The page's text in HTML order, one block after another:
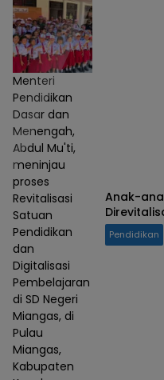
Menteri
Pendidikan
Dasar dan
Menengah,
Abdul Mu'ti,
meninjau
proses
Revitalisasi
Satuan
Pendidikan
dan
Digitalisasi
Pembelajaran
di SD Negeri
Miangas, di
Pulau
Miangas,
Kabupaten
Anak-
Pendidikan